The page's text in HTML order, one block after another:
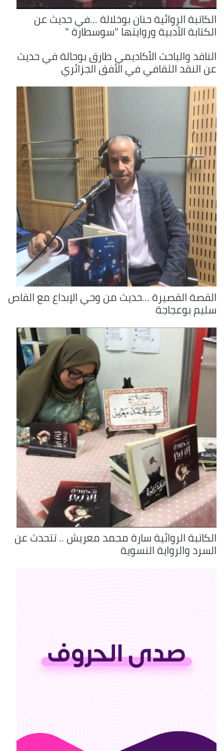
الكاتبة الروائية حنان بوخلالة ...في حديث عن
الكتابة الأدبية وروايتها "سوسطارة "
الناقد والباحث الأكاديمي طارق بوحالة في حديث
عن النقد الثقافي في الأفق الجزائري
القصة القصيرة ...حديث من وحي الإبداع مع القاص
سليم بوعجاجة
الكاتبة الروائية سارة محمد معريش .. تتحدث عن
السرد والرواية النسوية